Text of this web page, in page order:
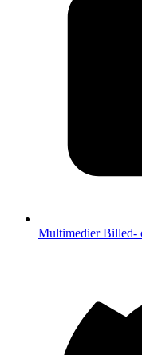
MultimedierBilled-